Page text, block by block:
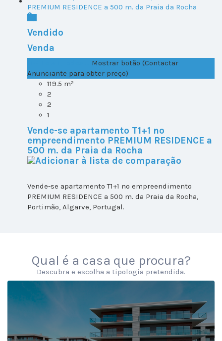
Vendido
Venda
Mostrar botão (Contactar
Anunciante para obter preço)
119.5 m²
2
2
1
Vende-se apartamento T1+1 no
empreendimento PREMIUM RESIDENCE a
500 m. da Praia da Rocha
Vende-se apartamento T1+1 no empreendimento
PREMIUM RESIDENCE a 500 m. da Praia da Rocha,
Portimão, Algarve, Portugal.
Qual é a casa que procura?
Descubra e escolha a tipologia pretendida.